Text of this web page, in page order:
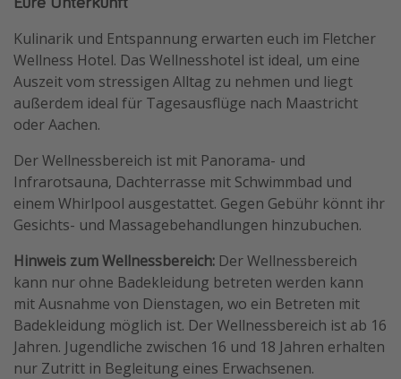
Kulinarik und Entspannung erwarten euch im Fletcher
Wellness Hotel. Das Wellnesshotel ist ideal, um eine
Auszeit vom stressigen Alltag zu nehmen und liegt
außerdem ideal für Tagesausflüge nach Maastricht
oder Aachen.
Der Wellnessbereich ist mit Panorama- und
Infrarotsauna, Dachterrasse mit Schwimmbad und
einem Whirlpool ausgestattet. Gegen Gebühr könnt ihr
Gesichts- und Massagebehandlungen hinzubuchen.
Hinweis zum Wellnessbereich: Der Wellnessbereich
kann nur ohne Badekleidung betreten werden kann
mit Ausnahme von Dienstagen, wo ein Betreten mit
Badekleidung möglich ist. Der Wellnessbereich ist ab 16
Jahren. Jugendliche zwischen 16 und 18 Jahren erhalten
nur Zutritt in Begleitung eines Erwachsenen.